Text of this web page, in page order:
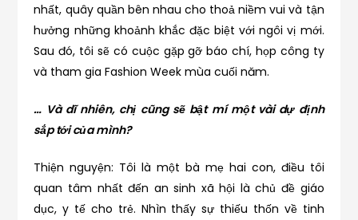
nhất, quây quần bên nhau cho thoả niềm vui và tận
hưởng những khoảnh khắc đặc biệt với ngôi vị mới.
Sau đó, tôi sẽ có cuộc gặp gỡ báo chí, họp công ty
và tham gia Fashion Week mùa cuối năm.
… Và dĩ nhiên, chị cũng sẽ bật mí một vài dự định
sắp tới của mình?
Thiện nguyện: Tôi là một bà mẹ hai con, điều tôi
quan tâm nhất đến an sinh xã hội là chủ đề giáo
dục, y tế cho trẻ. Nhìn thấy sự thiếu thốn về tinh